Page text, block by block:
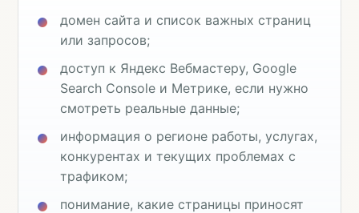
домен сайта и список важных страниц
или запросов;
доступ к Яндекс Вебмастеру, Google
Search Console и Метрике, если нужно
смотреть реальные данные;
информация о регионе работы, услугах,
конкурентах и текущих проблемах с
трафиком;
понимание, какие страницы приносят